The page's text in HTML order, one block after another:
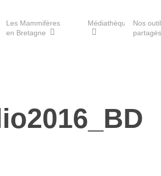
Havres de paix pour la
Les Mammifères
en Bretagne
Médiathèque
Nos
partagés